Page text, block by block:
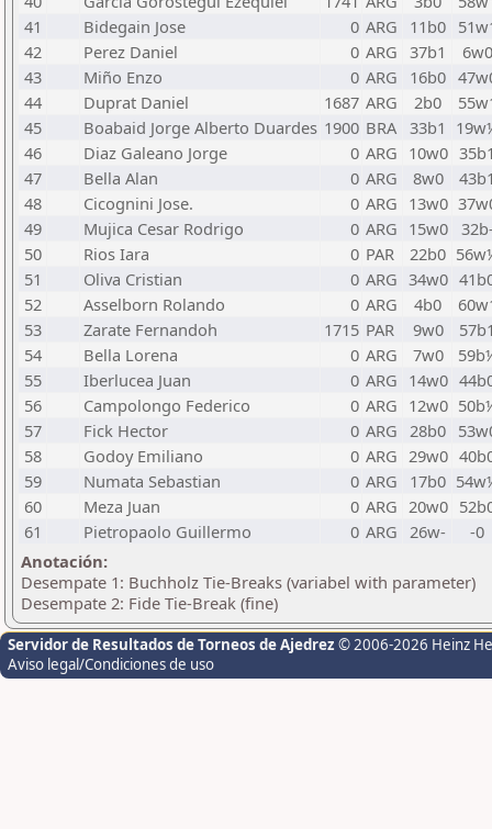
41
Bidegain Jose 0 ARG 11b0
42
Perez Daniel 0 ARG 37b1
6w0
43
Miño Enzo 0 ARG 16b0
44
Duprat Daniel 1687 ARG 2b0
45
Boabaid Jorge Alberto Duardes 1900 BRA 33b1
46
Diaz Galeano Jorge 0 ARG 10w0
47
Bella Alan 0 ARG 8w0
48
Cicognini Jose. 0 ARG 13w0
49
Mujica Cesar Rodrigo 0 ARG 15w0
50
Rios Iara 0 PAR 22b0
51
Oliva Cristian 0 ARG 34w0
52
Asselborn Rolando 0 ARG 4b0
53
Zarate Fernandoh 1715 PAR 9w0
54
Bella Lorena 0 ARG 7w0
55
Iberlucea Juan 0 ARG 14w0
56
Campolongo Federico 0 ARG 12w0
57
Fick Hector 0 ARG 28b0
58
Godoy Emiliano 0 ARG 29w0
59
Numata Sebastian 0 ARG 17b0
60
Meza Juan 0 ARG 20w0
61
Pietropaolo Guillermo 0 ARG 26w-
-0
Anotación:
Desempate 1: Buchholz Tie-Breaks (variabel with parameter)
Desempate 2: Fide Tie-Break (fine)
Servidor de Resultados de Torneos de Ajedrez © 2006-2026 Heinz
Aviso legal/Condiciones de uso